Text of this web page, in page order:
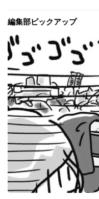
編集部ピックアップ